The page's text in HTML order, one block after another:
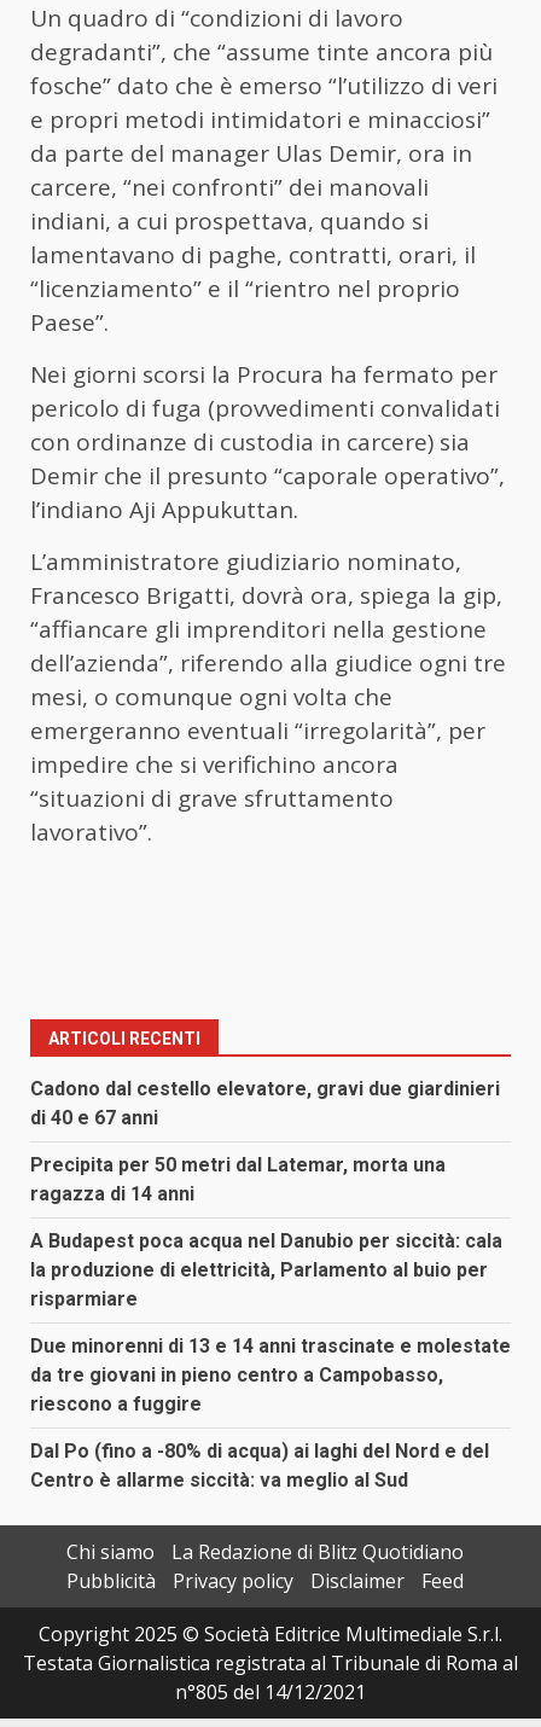
Un quadro di “condizioni di lavoro
degradanti”, che “assume tinte ancora più
fosche” dato che è emerso “l’utilizzo di veri
e propri metodi intimidatori e minacciosi”
da parte del manager Ulas Demir, ora in
carcere, “nei confronti” dei manovali
indiani, a cui prospettava, quando si
lamentavano di paghe, contratti, orari, il
“licenziamento” e il “rientro nel proprio
Paese”.
Nei giorni scorsi la Procura ha fermato per
pericolo di fuga (provvedimenti convalidati
con ordinanze di custodia in carcere) sia
Demir che il presunto “caporale operativo”,
l’indiano Aji Appukuttan.
L’amministratore giudiziario nominato,
Francesco Brigatti, dovrà ora, spiega la gip,
“affiancare gli imprenditori nella gestione
dell’azienda”, riferendo alla giudice ogni tre
mesi, o comunque ogni volta che
emergeranno eventuali “irregolarità”, per
impedire che si verifichino ancora
“situazioni di grave sfruttamento
lavorativo”.
ARTICOLI RECENTI
Cadono dal cestello elevatore, gravi due giardinieri
di 40 e 67 anni
Precipita per 50 metri dal Latemar, morta una
ragazza di 14 anni
A Budapest poca acqua nel Danubio per siccità: cala
la produzione di elettricità, Parlamento al buio per
risparmiare
Due minorenni di 13 e 14 anni trascinate e molestate
da tre giovani in pieno centro a Campobasso,
riescono a fuggire
Dal Po (fino a -80% di acqua) ai laghi del Nord e del
Centro è allarme siccità: va meglio al Sud
Chi siamo
La Redazione di Blitz Quotidiano
Pubblicità
Privacy policy Disclaimer
Feed
Copyright 2025 © Società Editrice Multimediale S.r.l.
Testata Giornalistica registrata al Tribunale di Roma al
n°805 del 14/12/2021